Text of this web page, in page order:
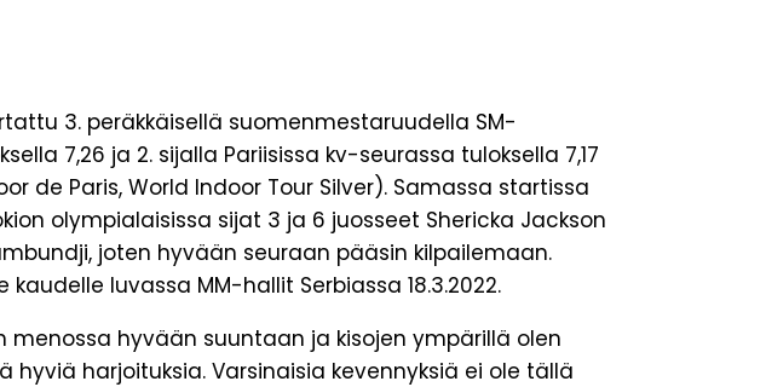
3. peräkkäisellä suomenmestaruudella SM-
7,26 ja 2. sijalla Pariisissa kv-seurassa tuloksella 7,17
de Paris, World Indoor Tour Silver). Samassa startissa
olympialaisissa sijat 3 ja 6 juosseet Shericka Jackson
joten hyvään seuraan pääsin kilpailemaan.
kaudelle luvassa MM-hallit Serbiassa 18.3.2022.
menossa hyvään suuntaan ja kisojen ympärillä olen
hyviä harjoituksia. Varsinaisia kevennyksiä ei ole tällä